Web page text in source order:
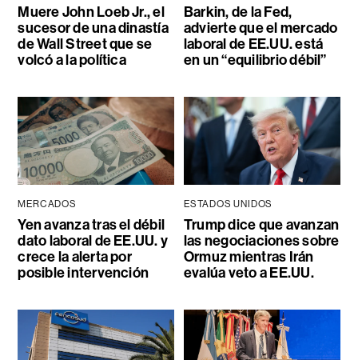
Muere John Loeb Jr., el
sucesor de una dinastía
de Wall Street que se
volcó a la política
Barkin, de la Fed,
advierte que el mercado
laboral de EE.UU. está
en un “equilibrio débil”
MERCADOS
Yen avanza tras el débil
dato laboral de EE.UU. y
crece la alerta por
posible intervención
ESTADOS UNIDOS
Trump dice que avanzan
las negociaciones sobre
Ormuz mientras Irán
evalúa veto a EE.UU.